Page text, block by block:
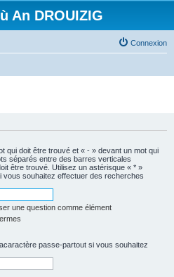
An DROUIZIG
Connexion
qui doit être trouvé et « - » devant un mot qui
séparés entre des barres verticales
être trouvé. Utilisez un astérisque « * »
souhaitez effectuer des recherches
une question comme élément
passe-partout si vous souhaitez